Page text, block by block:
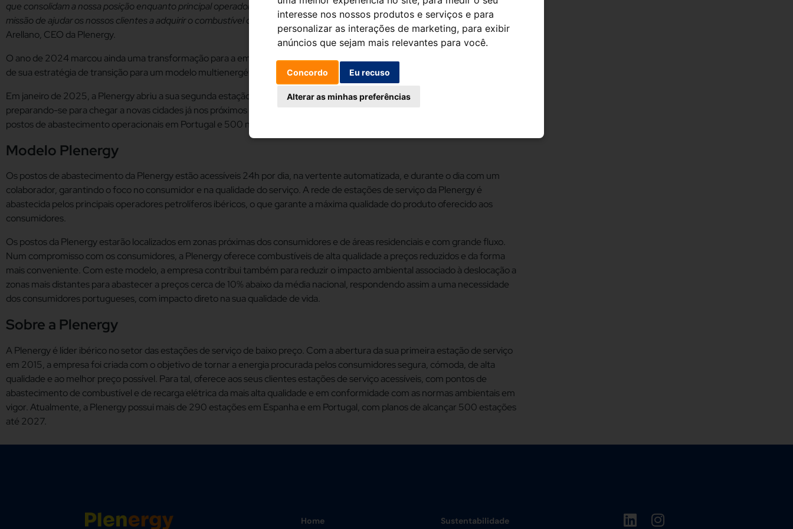
interesse nos nossos produtos e serviços e para
personalizar as interações de marketing, para exibir
anúncios que sejam mais relevantes para você.
Concordo Eu recuso
Alterar as minhas preferências
que consolidam a nossa posição enquanto principal operador do segmento de baixo custo e que nos permitem continuar a nossa
missão de ajudar os nossos clientes a adquirir o combustível de que precisam a um preço mais acessível”, diz José Rodríguez de
Arellano, CEO da Plenergy.
O ano de 2024 marcou ainda uma transformação para a empresa, com a renovação da marca Plenoil para Plenergy, como parte
de sua estratégia de transição para um modelo multienergético.
Em janeiro de 2025, a Plenergy abriu a sua segunda estação de abastecimento em Portugal, em Darque, Viana do Castelo,
preparando-se para chegar a novas cidades já nos próximos meses, mantendo-se o seu objetivo de terminar o ano com 15
postos de abastecimento operacionais em Portugal e 500 no global de todos os mercados até 2027.
Modelo Plenergy
Os postos de abastecimento da Plenergy estão acessíveis 24h por dia, na vertente automatizada, e durante o dia com um
colaborador, garantindo o foco no consumidor e na qualidade do serviço. A rede de estações de serviço da Plenergy é
abastecida pelos principais operadores petrolíferos ibéricos, o que garante a máxima qualidade do produto oferecido aos
consumidores.
Os postos da Plenergy estarão localizados em zonas próximas dos consumidores e de áreas residenciais e com grande fluxo.
Num compromisso com os consumidores, a Plenergy oferece combustíveis de alta qualidade a preços reduzidos e da forma
mais conveniente. Com este modelo, a empresa contribui também para reduzir o impacto ambiental associado à deslocação a
zonas mais distantes para abastecer a preços cerca de 10% abaixo da média nacional, respondendo assim a uma necessidade
dos consumidores portugueses, com impacto direto na sua qualidade de vida.
Sobre a Plenergy
A Plenergy é líder ibérico no setor das estações de serviço de baixo preço. Com a abertura da sua primeira estação de serviço
em 2015, a empresa foi criada com o objetivo de tornar a energia procurada pelos consumidores segura, cómoda, de alta
qualidade e ao melhor preço possível. Para tal, oferece aos seus clientes estações de serviço acessíveis, com pontos de
abastecimento de combustível e de recarga elétrica da mais alta qualidade e em conformidade com as normas ambientais em
vigor. Atualmente, a Plenergy possui mais de 290 estações em Espanha e em Portugal, com planos de alcançar 500 estações
até 2027.
Home Sustentabilidade